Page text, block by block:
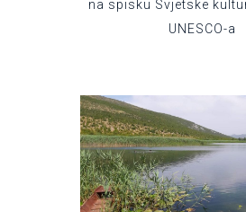
na spisku Svjetske
UNESCO-a